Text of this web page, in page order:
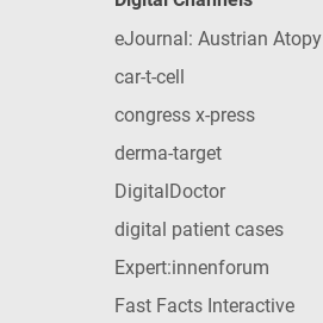
eJournal: Austrian
car-t-cell
congress x-press
derma-target
DigitalDoctor
digital patient cases
Expert:innenforum
Fast Facts Interactive